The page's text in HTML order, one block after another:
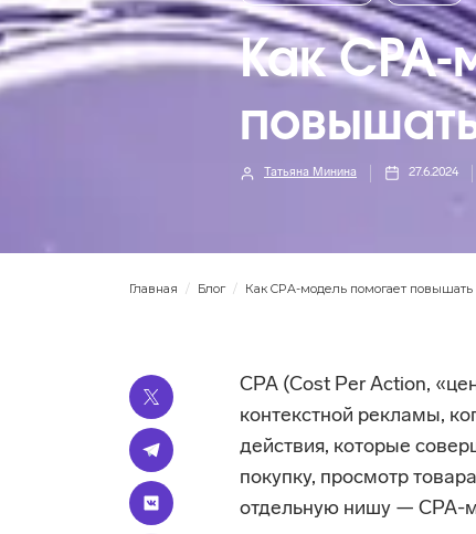
Как
Татьяна Минина 27.6.2024
Главная / Блог / Как CPA-модель помогает
CPA (Сost Per Action,
контекстной рекламы,
действия, которые
покупку, просмотр
отдельную нишу — CPA-